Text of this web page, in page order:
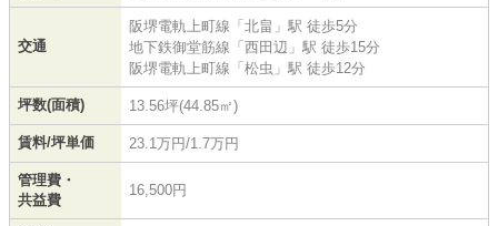
交通
阪堺電軌上町線 「北畠 」駅 徒歩5分
地下鉄御堂筋線 「西田辺 」駅 徒歩15分
阪堺電軌上町線 「松虫 」駅 徒歩12分
坪数(面積) 13.56坪(44.85㎡)
賃料/坪単価 23.1万円/1.7万円
管理費・
共益費
16,500円